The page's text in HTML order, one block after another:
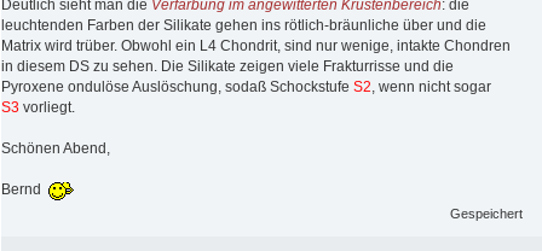
Deutlich sieht man die Verfärbung im angewitterten Krustenbereich: die
leuchtenden Farben der Silikate gehen ins rötlich-bräunliche über und die
Matrix wird trüber. Obwohl ein L4 Chondrit, sind nur wenige, intakte Chondren
in diesem DS zu sehen. Die Silikate zeigen viele Frakturrisse und die
Pyroxene ondulöse Auslöschung, sodaß Schockstufe S2, wenn nicht sogar
S3 vorliegt.
Schönen Abend,
Bernd
Gespeichert